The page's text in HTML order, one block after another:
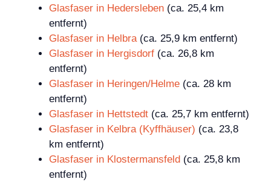
Glasfaser in Hedersleben (ca. 25,4 km
entfernt)
Glasfaser in Helbra(ca. 25,9 km entfernt)
Glasfaser in Hergisdorf (ca. 26,8 km
entfernt)
Glasfaser in Heringen/Helme (ca. 28 km
entfernt)
Glasfaser in Hettstedt (ca. 25,7 km entfernt)
Glasfaser in Kelbra (Kyffhäuser) (ca. 23,8
km entfernt)
Glasfaser in Klostermansfeld (ca. 25,8 km
entfernt)